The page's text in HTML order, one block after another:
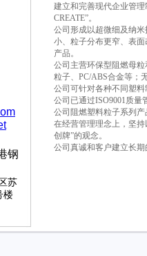
钢
苏
楼
建立和完善现代企业管
CREATE”。
公司形成以超微细及纳
小、粒子分布更窄、表
产品。
公司主营环保型阻燃母
粒子、PC/ABS合金等；
公司可针对各种不同塑
公司已通过ISO9001质量
公司阻燃塑料粒子系列
在经营管理理念上，坚
创牌”的观念。
公司真诚和客户建立长